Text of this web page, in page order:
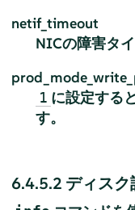
netif_timeout
NICの障害タ
1 に設定する
す。
6.4.5.2 ディス